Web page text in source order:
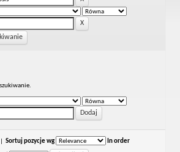
Sortuj pozycje wg In order